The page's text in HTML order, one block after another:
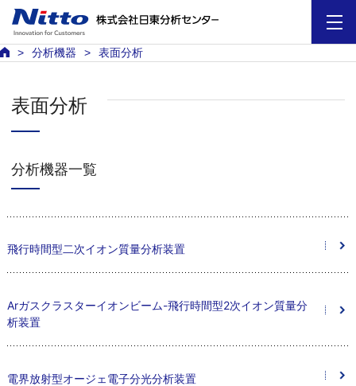
分析機器 表面分析
表面分析
分析機器一覧
飛行時間型二次イオン質量分析装置
Arガスクラスターイオンビーム-飛行時間型2次イオン質量分
析装置
電界放射型オージェ電子分光分析装置